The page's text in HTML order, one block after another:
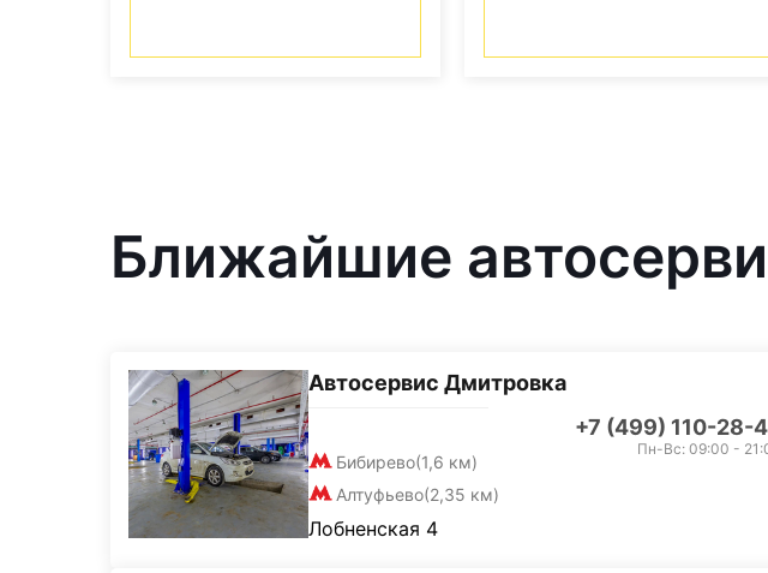
Ближайшие
Автосервис Дмитровка
+7 (499) 110-28-
Бибирево(1,6 км)
Алтуфьево(2,35 км)
Пн-Вс: 09:00 -
Лобненская 4